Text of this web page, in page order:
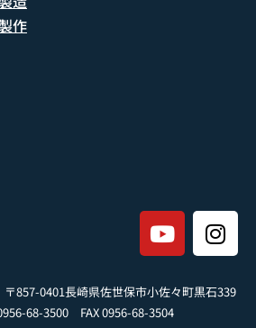
作
857-0401長崎県佐世保市小佐々町黒石339
68-3500 FAX 0956-68-3504